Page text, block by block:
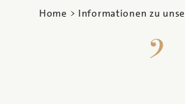
Home > Informationen zu